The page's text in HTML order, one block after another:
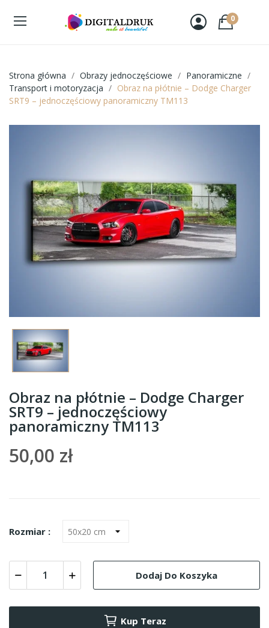
0
Strona główna Obrazy jednoczęściowe
Panoramiczne
Transport i motoryzacja
Obraz na płótnie – Dodge Charger
SRT9 – jednoczęściowy panoramiczny TM113
Obraz na płótnie – Dodge Charger
SRT9 – jednoczęściowy
panoramiczny TM113
50,00 zł
Rozmiar :
Dodaj Do Koszyka
Kup Teraz